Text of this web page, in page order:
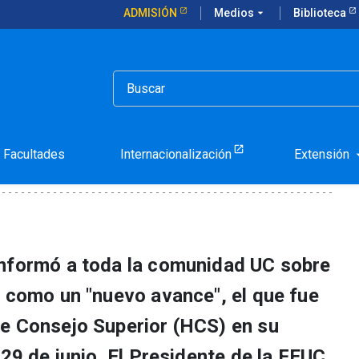
ADMISIÓN Medios arrow_drop_down Biblioteca
Facultades Internacionalización Extensión
el Honorable Consejo
a toda la comunidad UC sobre
un "nuevo avance", el que fue
Consejo Superior (HCS) en su